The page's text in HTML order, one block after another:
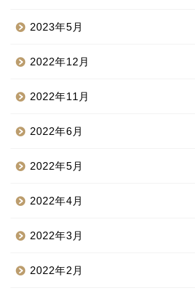
2023年5月
2022年12月
2022年11月
2022年6月
2022年5月
2022年4月
2022年3月
2022年2月